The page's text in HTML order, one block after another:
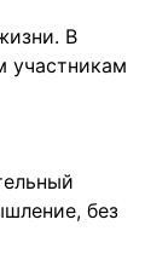
В
участникам
без